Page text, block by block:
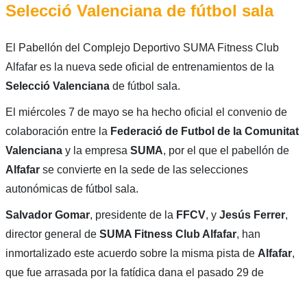
Selecció Valenciana de fútbol sala
El Pabellón del Complejo Deportivo SUMA Fitness Club
Alfafar es la nueva sede oficial de entrenamientos de la
Selecció Valenciana de fútbol sala.
El miércoles 7 de mayo se ha hecho oficial el convenio de
colaboración entre la Federació de Futbol de la Comunitat
Valenciana y la empresa SUMA, por el que el pabellón de
Alfafarse convierte en la sede de las selecciones
autonómicas de fútbol sala.
Salvador Gomar, presidente de la FFCV, y Jesús Ferrer,
director general de SUMA Fitness Club Alfafar, han
inmortalizado este acuerdo sobre la misma pista de Alfafar,
que fue arrasada por la fatídica dana el pasado 29 de